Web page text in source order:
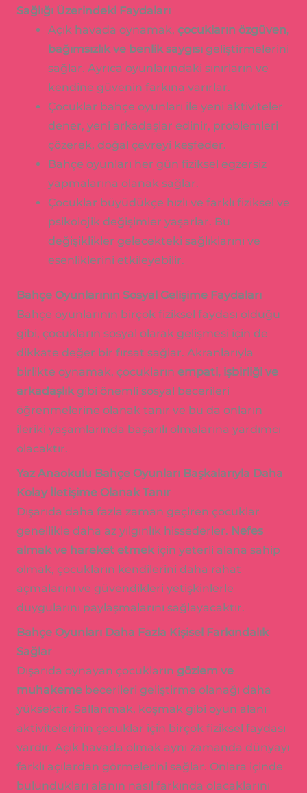
Sağlığı Üzerindeki Faydaları
Açık havada oynamak,çocukların özgüven,
bağımsızlık ve benlik saygısıgeliştirmelerini
sağlar. Ayrıca oyunlarındaki sınırların ve
kendine güvenin farkına varırlar.
Çocuklar bahçe oyunları ile yeni aktiviteler
dener, yeni arkadaşlar edinir, problemleri
çözerek, doğal çevreyi keşfeder.
Bahçe oyunları her gün fiziksel egzersiz
yapmalarına olanak sağlar.
Çocuklar büyüdükçe hızlı ve farklı fiziksel ve
psikolojik değişimler yaşarlar. Bu
değişiklikler gelecekteki sağlıklarını ve
esenliklerini etkileyebilir.
Bahçe Oyunlarının Sosyal Gelişime Faydaları
Bahçe oyunlarının birçok fiziksel faydası olduğu
gibi, çocukların sosyal olarak gelişmesi için de
dikkate değer bir fırsat sağlar. Akranlarıyla
birlikte oynamak, çocukların empati, işbirliği ve
arkadaşlıkgibi önemli sosyal becerileri
öğrenmelerine olanak tanır ve bu da onların
ileriki yaşamlarında başarılı olmalarına yardımcı
olacaktır.
Yaz Anaokulu Bahçe Oyunları Başkalarıyla Daha
Kolay İletişime Olanak Tanır
Dışarıda daha fazla zaman geçiren çocuklar
genellikle daha az yılgınlık hissederler. Nefes
almak ve hareket etmekiçin yeterli alana sahip
olmak, çocukların kendilerini daha rahat
açmalarını ve güvendikleri yetişkinlerle
duygularını paylaşmalarını sağlayacaktır.
Bahçe Oyunları Daha Fazla Kişisel Farkındalık
Sağlar
Dışarıda oynayan çocukların gözlem ve
muhakeme becerileri geliştirme olanağı daha
yüksektir. Sallanmak, koşmak gibi oyun alanı
aktivitelerinin çocuklar için birçok fiziksel faydası
vardır. Açık havada olmak aynı zamanda dünyayı
farklı açılardan görmelerini sağlar. Onlara içinde
bulundukları alanın nasıl farkında olacaklarını